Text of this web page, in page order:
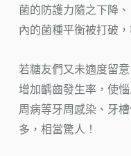
菌的防護力隨之下降
內的菌種平衡被打破
若糖友們又未適度留
增加齲齒發生率，使
周病等牙周感染、牙
多，相當驚人！